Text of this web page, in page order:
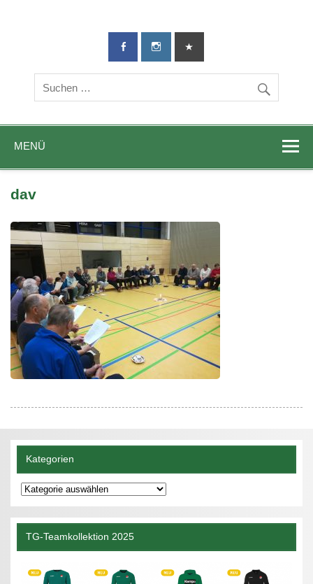
TG-Geislingen
DIE Sportadresse in Geislingen!
MENÜ
dav
Kategorien
Kategorien
TG-Teamkollektion 2025